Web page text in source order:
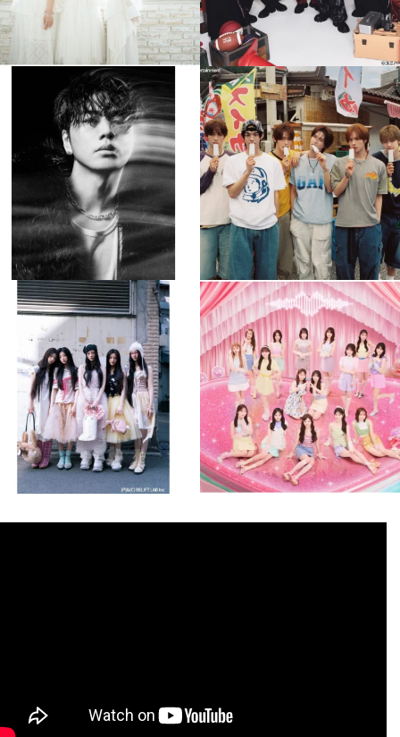
musicjapantv
💡8月特番放送決定！
...
8月 4
305 0
musicjapantv
💡8月特番放送決定！
...
8月 4
5 0
musicjapantv
💡8月特番放送決定！
8月 4
2 0
musicjapantv
💡8月特番放送決定！
...
8月 4
2 0